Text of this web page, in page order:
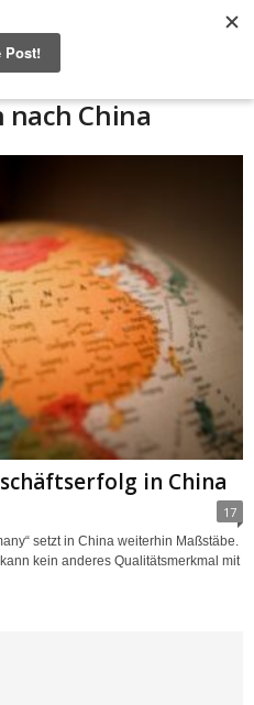
nach China
in China
17
setzt in China weiterhin Maßstäbe.
kein anderes Qualitätsmerkmal mit